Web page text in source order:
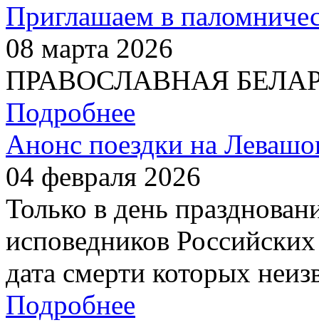
Приглашаем в
08 марта 2026
ПРАВОСЛАВНАЯ
Подробнее
Анонс поездки на
04 февраля 2026
Только в день
исповедников
дата смерти которых
Подробнее